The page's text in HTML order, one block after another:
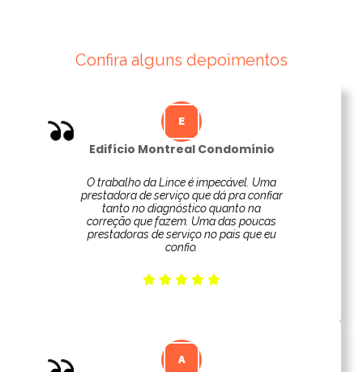
Confira alguns depoimentos
Edifício Montreal Condomínio
O trabalho da Lince é impecável. Uma
prestadora de serviço que dá pra confiar
tanto no diagnóstico quanto na
correção que fazem. Uma das poucas
prestadoras de serviço no pais que eu
confio.